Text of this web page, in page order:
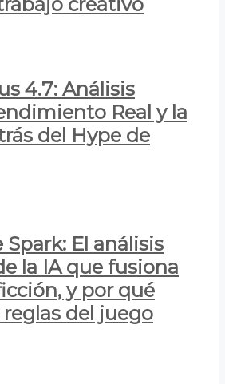
4.7: Análisis
Real y la
del Hype de
Spark: El análisis
la IA que fusiona
y por qué
del juego